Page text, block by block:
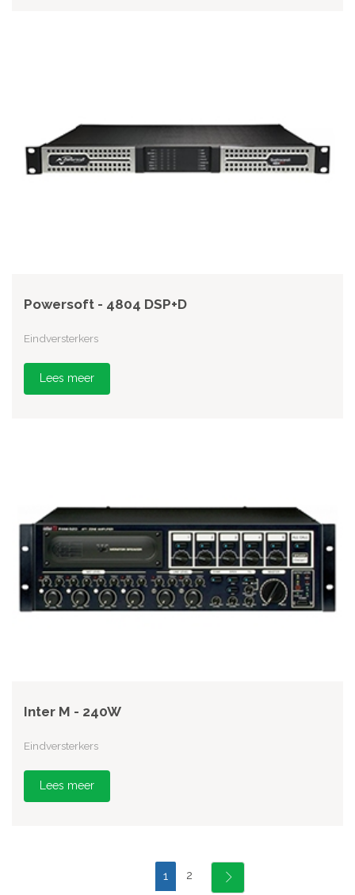
Powersoft - 4804 DSP+D
Eindversterkers
Lees meer
Inter M - 240W
Eindversterkers
Lees meer
1 2